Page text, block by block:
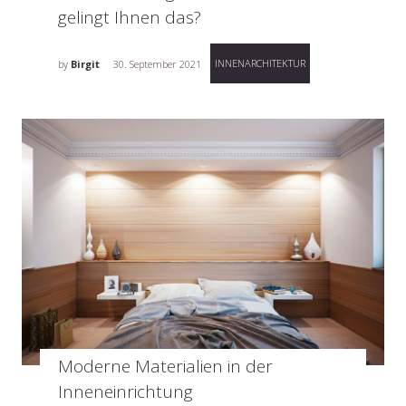
gelingt Ihnen das?
by Birgit 30. September 2021 INNENARCHITEKTUR
Moderne Materialien in der
Inneneinrichtung